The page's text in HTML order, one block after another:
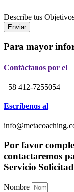
Describe tus
Enviar
Para mayor
Contáctanos por el
+58 412-7255054
Escríbenos al
Por favor
contactaremos
Servicio
Nombre